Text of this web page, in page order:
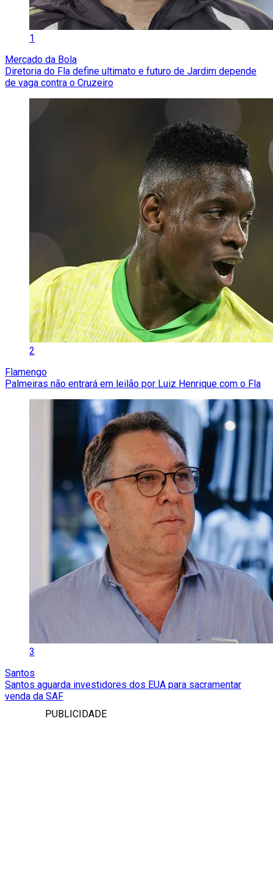
1
Mercado da Bola
Diretoria do Fla define ultimato e futuro de Jardim depende
de vaga contra o Cruzeiro
2
Flamengo
Palmeiras não entrará em leilão por Luiz Henrique com o Fla
3
Santos
Santos aguarda investidores dos EUA para sacramentar
venda da SAF
PUBLICIDADE